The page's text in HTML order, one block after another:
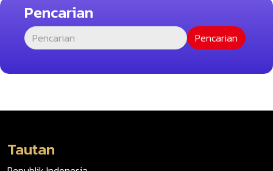
Pencarian
Tautan